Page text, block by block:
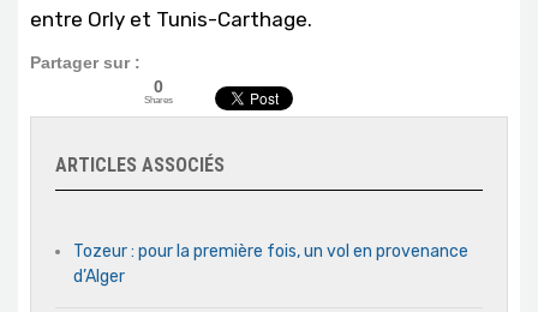
entre Orly et Tunis-Carthage.
Partager sur :
0
Shares
ARTICLES ASSOCIÉS
Tozeur : pour la première fois, un vol en provenance
d’Alger